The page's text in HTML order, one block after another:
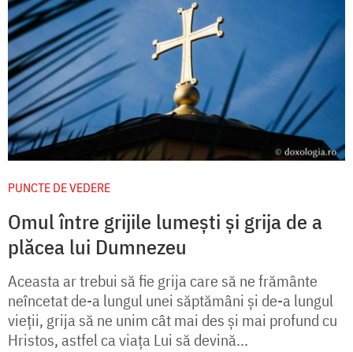
PUNCTE DE VEDERE
Omul între grijile lumești și grija de a
plăcea lui Dumnezeu
Aceasta ar trebui să fie grija care să ne frământe
neîncetat de-a lungul unei săptămâni și de-a lungul
vieții, grija să ne unim cât mai des și mai profund cu
Hristos, astfel ca viața Lui să devină...